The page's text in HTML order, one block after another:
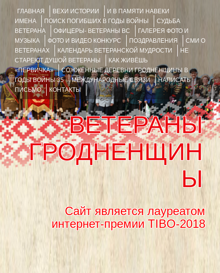
ГЛАВНАЯ ВЕХИ ИСТОРИИ
И В ПАМЯТИ НАВЕКИ
ИМЕНА
ПОИСК ПОГИБШИХ В ГОДЫ ВОЙНЫ
СУДЬБА
ВЕТЕРАНА
ОФИЦЕРЫ- ВЕТЕРАНЫ ВС
ГАЛЕРЕЯ ФОТО И
МУЗЫКА
ФОТО И ВИДЕО КОНКУРС ПОЗДРАВЛЕНИЯ
СМИ О
ВЕТЕРАНАХ
КАЛЕНДАРЬ ВЕТЕРАНСКОЙ МУДРОСТИ
НЕ
СТАРЕЮТ ДУШОЙ ВЕТЕРАНЫ
КАК ЖИВЁШЬ
«ПЕРВИЧКА»
СОЖЖЁННЫЕ ДЕРЕВНИ ГРОДНЕНЩИНЫ В
ГОДЫ ВОЙНЫ 35
МЕЖДУНАРОДНЫЕ СВЯЗИ
НАПИСАТЬ
ПИСЬМО
КОНТАКТЫ
ВЕТЕРАНЫ
ГРОДНЕНЩИН
Ы
Сайт является лауреатом
интернет-премии TIBO-2018